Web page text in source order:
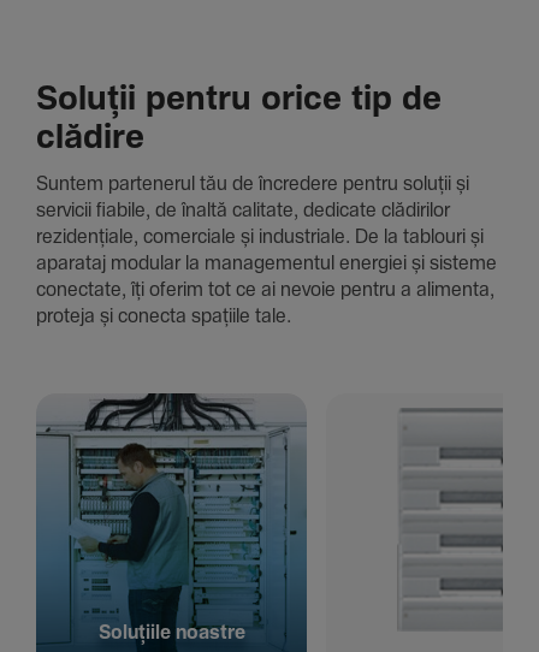
Soluții pentru orice tip de
clădire
Suntem parte­nerul tău de încre­dere pentru soluții și
servicii fiabile, de înaltă cali­tate, dedi­cate clădi­rilor
rezi­den­țiale, comer­ciale și indus­triale. De la tablouri și
aparataj modular la managementul energiei și sisteme
conec­tate, îți oferim tot ce ai nevoie pentru a alimenta,
proteja și conecta spațiile tale.
Solu­țiile noastre